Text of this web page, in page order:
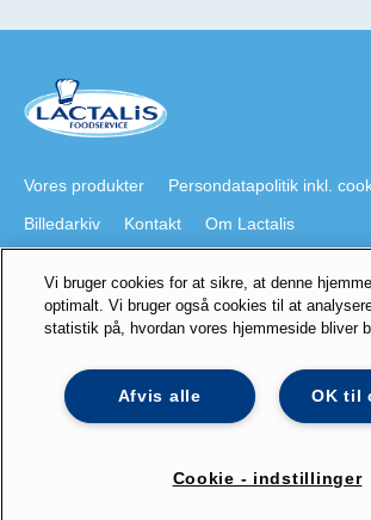
Vores produkter
Persondatapolitik inkl.
Billedarkiv
Kontakt Om Lactalis
Besøg også
lactalis.dk
Foodservice på Youtube
president.dk
staystrong.nu Lactalis på
Vi bruger cookies for at sikre, at denne
optimalt. Vi bruger også cookies til at
statistik på, hvordan vores hjemmeside bliver
OK til
Afvis alle
Cookie - indstillinger